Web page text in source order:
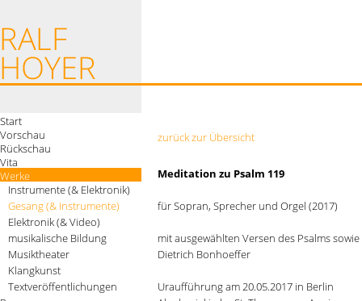
Start
Vorschau
Rückschau
Vita
Werke
Instrumente (& Elektronik)
Gesang (& Instrumente)
Elektronik (& Video)
musikalische Bildung
Musiktheater
Klangkunst
Textveröffentlichungen
zurück zur Übersicht
Meditation zu Psalm 119
für Sopran, Sprecher und Orgel (2017)
mit ausgewählten Versen des Psalms
Dietrich Bonhoeffer
Uraufführung am 20.05.2017 in Berlin